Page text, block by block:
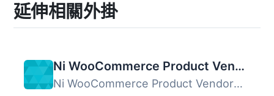
延伸相關外掛
Ni WooCommerce Product Vendor
Ni WooCommerce Product Vendor外掛提供建立「Ni Product ve...